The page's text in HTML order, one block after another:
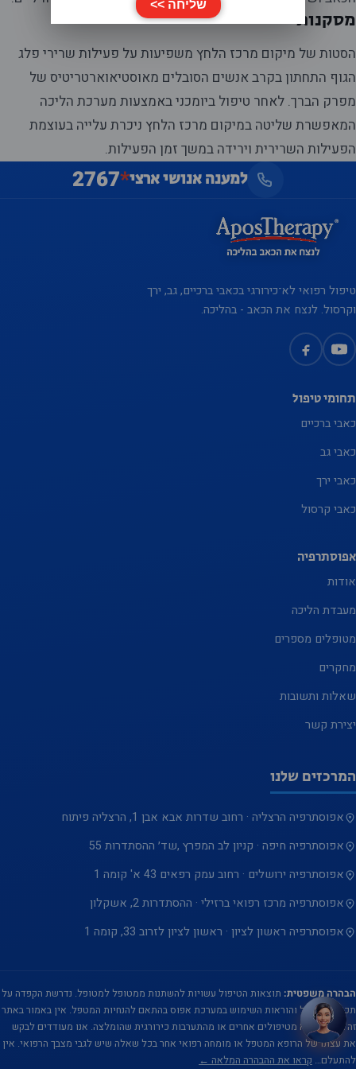
מסקנות
הסטות של מיקום מרכז הלחץ משפיעות על פעילות שרירי פלג
הגוף התחתון בקרב אנשים הסובלים מאוסטיאוארטריטיס של
מפרק הברך. לאחר טיפול ביומכני באמצעות מערכת הליכה
המאפשרת שליטה במיקום מרכז הלחץ ניכרת עלייה בעוצמת
הפעילות השרירית וירידה במשך זמן הפעילות.
למענה אנושי ארצי*
2767
טיפול רפואי לא־כירורגי בכאבי ברכיים, גב, ירך
וקרסול. לנצח את הכאב - בהליכה.
תחומי טיפול
כאבי ברכיים
כאבי גב
כאבי ירך
כאבי קרסול
אפוסתרפיה
אודות
מעבדת הליכה
מטופלים מספרים
מחקרים
שאלות ותשובות
יצירת קשר
המרכזים שלנו
אפוסתרפיה הרצליה · רחוב שדרות אבא אבן 1, הרצליה פיתוח
אפוסתרפיה חיפה · קניון לב המפרץ ,שד׳ ההסתדרות 55
אפוסתרפיה ירושלים · רחוב עמק רפאים 43 א' קומה 1
אפוסתרפיה מרכז רפואי ברזילי · ההסתדרות 2, אשקלון
אפוסתרפיה ראשון לציון · ראשון לציון לזרוב 33, קומה 1
הבהרה משפטית: תוצאות הטיפול עשויות להשתנות ממטופל למטופל. נדרשת הקפדה על
תכנית הטיפול והוראות השימוש במערכת אפוס בהתאם להנחיות המטפל. אין באמור באתר
זה בכדי להניא מטיפולים אחרים או מהתערבות כירורגית שהומלצה. אנו מעודדים לבקש
את עצתו של הרופא המטפל או מומחה רפואי אחר בכל שאלה שיש לגבי מצבך הרפואי. אין
להתעלם… קראו את ההבהרה המלאה ←
השימוש
המשתמש
על מנת
בצורה
הטובה ביותר
במהלך